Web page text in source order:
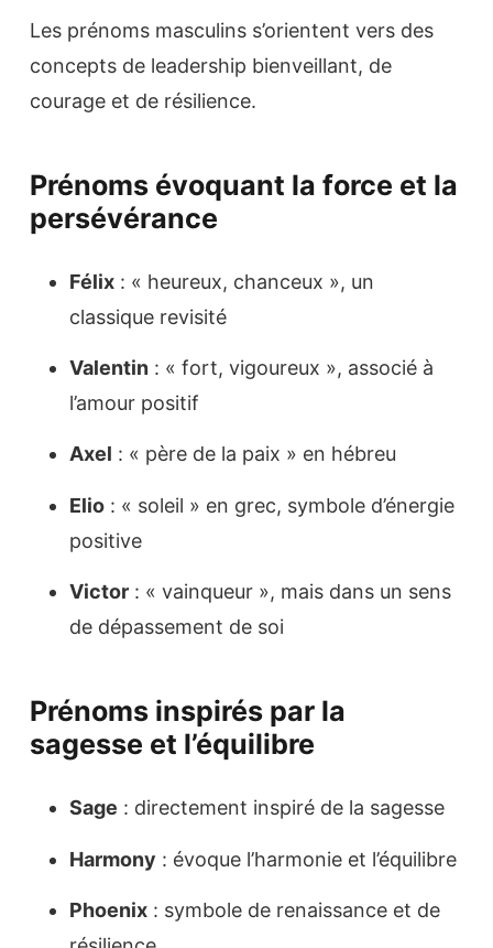
Les prénoms masculins s’orientent vers des
concepts de leadership bienveillant, de
courage et de résilience.
Prénoms évoquant la force et la
persévérance
Félix : « heureux, chanceux », un
classique revisité
Valentin : « fort, vigoureux », associé à
l’amour positif
Axel : « père de la paix » en hébreu
Elio : « soleil » en grec, symbole d’énergie
positive
Victor : « vainqueur », mais dans un sens
de dépassement de soi
Prénoms inspirés par la
sagesse et l’équilibre
Sage : directement inspiré de la sagesse
Harmony : évoque l’harmonie et l’équilibre
Phoenix : symbole de renaissance et de